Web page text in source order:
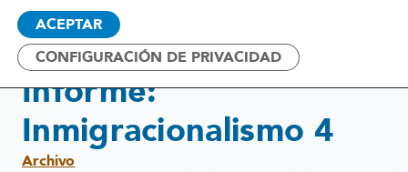
15 diciembre, 2016
Presentación del
Informe:
Inmigracionalismo 4
Archivo
ACEPTAR
CONFIGURACIÓN DE PRIVACIDAD